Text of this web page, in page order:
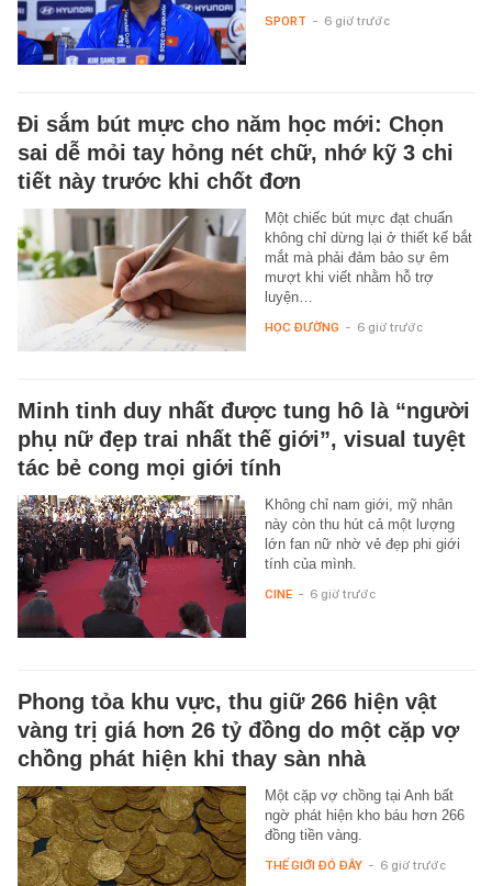
SPORT - 6 giờ trước
Đi sắm bút mực cho năm học mới: Chọn
sai dễ mỏi tay hỏng nét chữ, nhớ kỹ 3 chi
tiết này trước khi chốt đơn
Một chiếc bút mực đạt chuẩn
không chỉ dừng lại ở thiết kế bắt
mắt mà phải đảm bảo sự êm
mượt khi viết nhằm hỗ trợ
luyện…
HỌC ĐƯỜNG - 6 giờ trước
Minh tinh duy nhất được tung hô là “người
phụ nữ đẹp trai nhất thế giới”, visual tuyệt
tác bẻ cong mọi giới tính
Không chỉ nam giới, mỹ nhân
này còn thu hút cả một lượng
lớn fan nữ nhờ vẻ đẹp phi giới
tính của mình.
CINE - 6 giờ trước
Phong tỏa khu vực, thu giữ 266 hiện vật
vàng trị giá hơn 26 tỷ đồng do một cặp vợ
chồng phát hiện khi thay sàn nhà
Một cặp vợ chồng tại Anh bất
ngờ phát hiện kho báu hơn 266
đồng tiền vàng.
THẾ GIỚI ĐÓ ĐÂY - 6 giờ trước